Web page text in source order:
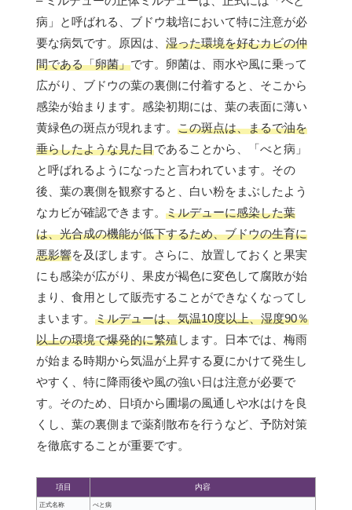
病」と呼ばれる、ブドウ栽培において特に注意が必
要な病気です。原因は、 湿った環境を好むカビの仲
間である「卵菌」です。卵菌は、雨水や風に乗って
広がり、ブドウの葉の裏側に付着すると、そこから
感染が始まります。感染初期には、葉の表面に薄い
黄緑色の斑点が現れます。 この斑点は、まるで油を
垂らしたような見た目であることから、「べと病」
と呼ばれるようになったと言われています。その
後、葉の裏側を観察すると、白い粉をまぶしたよう
なカビが確認できます。 ミルデューに感染した葉
は、光合成の機能が低下するため、ブドウの生育に
悪影響を及ぼします。さらに、放置しておくと果実
にも感染が広がり、果皮が褐色に変色して腐敗が始
まり、食用として販売することができなくなってし
まいます。 ミルデューは、気温10度以上、湿度90％
以上の環境で爆発的に繁殖します。日本では、梅雨
が始まる時期から気温が上昇する夏にかけて発生し
やすく、特に降雨後や風の強い日は注意が必要で
す。そのため、日頃から圃場の風通しや水はけを良
くし、葉の裏側まで薬剤散布を行うなど、予防対策
を徹底することが重要です。
項目 内容
正式名称 べと病